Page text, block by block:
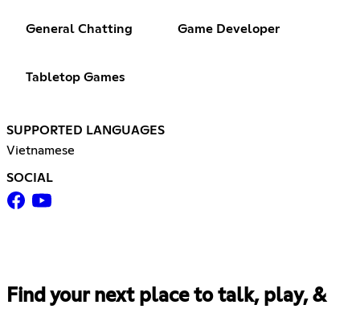
General Chatting Game Developer
Tabletop Games
SUPPORTED LANGUAGES
Vietnamese
SOCIAL
Find your next place to talk, play, &